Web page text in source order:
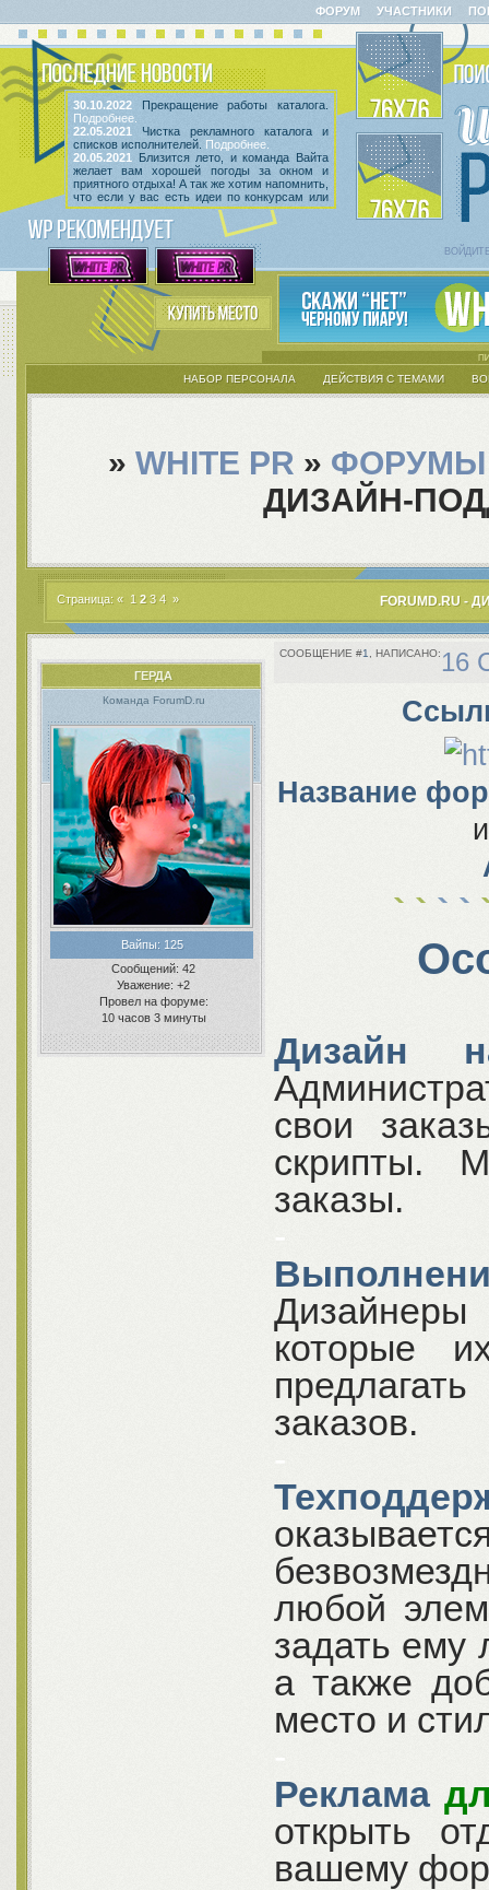
30.10.2022 Прекращение работы каталога.
Подробнее.
22.05.2021
Чистка рекламного каталога и
списков исполнителей. Подробнее.
20.05.2021
Близится лето, и команда Вайта
желает вам хорошей погоды за окном и
приятного отдыха! А так же хотим напомнить,
что если у вас есть идеи по конкурсам или
мероприятиям, вы всегда можете высказать
ихв этой теме! Так же сообщаем, что введен
срок неактивности исполнителей и их тем.
Подробнее.
НАБОР ПЕРСОНАЛА ДЕЙСТВИЯ С ТЕМАМИ
ФОРУМ УЧАСТНИКИ
» WHITE PR » ФОРУМЫ
ДИЗАЙН-
FORUMD.RU
Страница: « 1 2 3 4 »
1 16
ГЕРДA
Команда ForumD.ru
Вайпы:125
Сообщений: 42
Уважение: +2
Провел на форуме:
10 часов 3 минуты
Название
Дизайн
свои
скрипты.
заказы.
которые
заказов.
любой
задать
а также
место и
Реклама
открыть
вашему